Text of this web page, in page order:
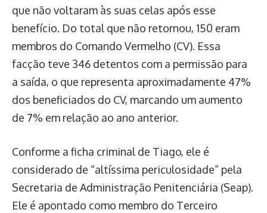
que não voltaram às suas celas após esse
benefício. Do total que não retornou, 150 eram
membros do Comando Vermelho (CV). Essa
facção teve 346 detentos com a permissão para
a saída, o que representa aproximadamente 47%
dos beneficiados do CV, marcando um aumento
de 7% em relação ao ano anterior.
Conforme a ficha criminal de Tiago, ele é
considerado de “altíssima periculosidade” pela
Secretaria de Administração Penitenciária (Seap).
Ele é apontado como membro do Terceiro